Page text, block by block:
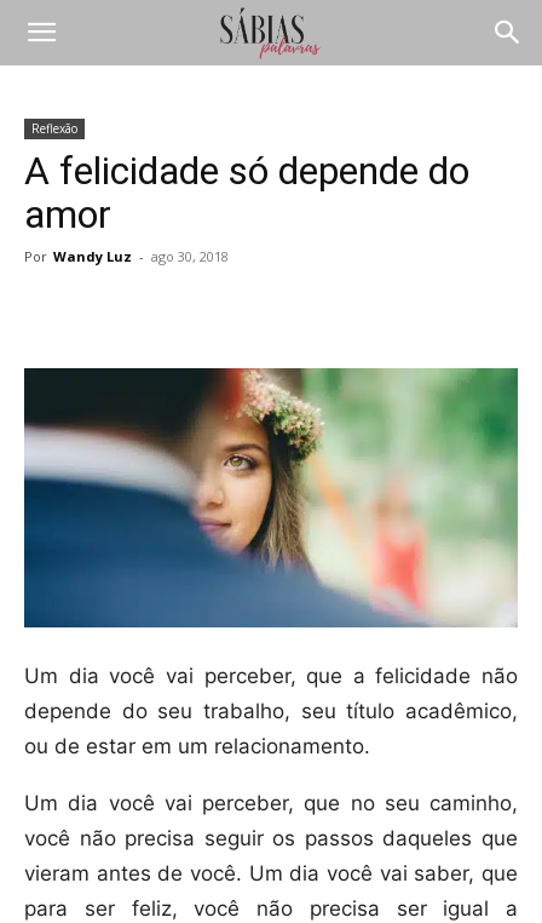
Reflexão
A felicidade só depende do
amor
Por Wandy Luz - ago 30, 2018
Um dia você vai perceber, que a felicidade não
depende do seu trabalho, seu título acadêmico,
ou de estar em um relacionamento.
Um dia você vai perceber, que no seu caminho,
você não precisa seguir os passos daqueles que
vieram antes de você. Um dia você vai saber, que
para ser feliz, você não precisa ser igual a